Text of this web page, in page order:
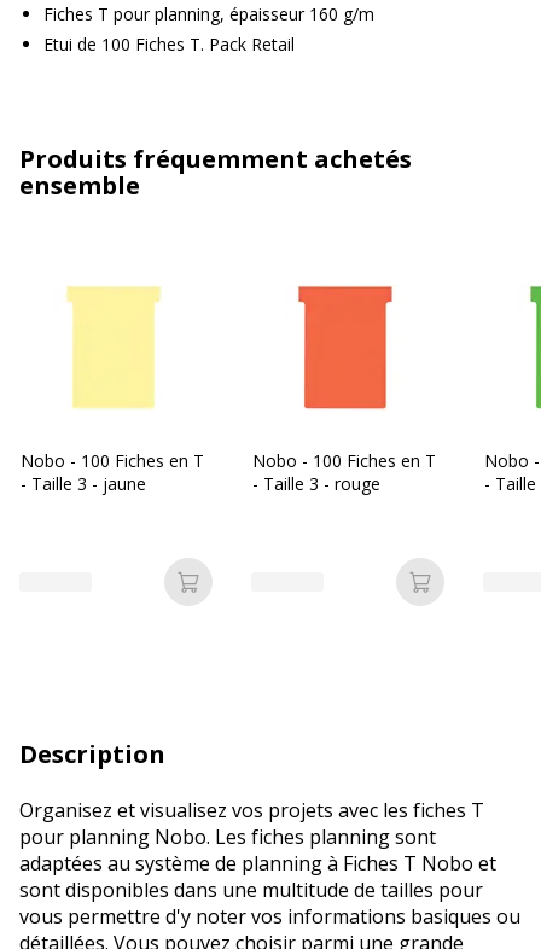
Fiches T pour planning, épaisseur 160 g/m
Etui de 100 Fiches T. Pack Retail
Produits fréquemment achetés
ensemble
Nobo - 100 Fiches en T
- Taille 3 - jaune
Ajouter au panier
Nobo - 100 Fiches en T
- Taille 3 - rouge
Ajouter au
Nobo
-
Description
Organisez et visualisez vos projets avec les fiches T
pour planning Nobo. Les fiches planning sont
adaptées au système de planning à Fiches T Nobo et
sont disponibles dans une multitude de tailles pour
vous permettre d'y noter vos informations basiques ou
détaillées. Vous pouvez choisir parmi une grande